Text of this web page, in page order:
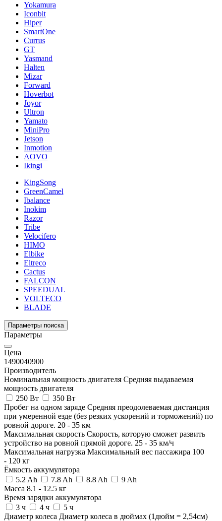
Yokamura
Iconbit
Hiper
SmartOne
Currus
GT
Yasmand
Halten
Mizar
Forward
Hoverbot
Joyor
Ultron
Yamato
MiniPro
Jetson
Inmotion
AOVO
Ikingi
KingSong
GreenCamel
Ibalance
Inokim
Razor
Tribe
Velocifero
HIMO
Elbike
Eltreco
Cactus
FALCON
SPEEDUAL
VOLTECO
BLADE
Параметры поиска
Параметры
Цена
1490040900
Производитель
Номинальная мощность двигателя Средняя выдаваемая
мощность двигателя
250 Вт
350 Вт
Пробег на одном заряде Средняя преодолеваемая дистанция
при умеренной езде (без резких ускорений и торможений) по
ровной дороге. 20 - 35 км
Максимальная скорость Скорость, которую сможет развить
устройство на ровной прямой дороге. 25 - 35 км/ч
Максимальная нагрузка Максимальный вес пассажира 100
- 120 кг
Ёмкость аккумулятора
5.2 Ah
7.8 Ah 8.8 Ah
9 Ah
Масса 8.1 - 12.5 кг
Время зарядки аккумулятора
3 ч
4 ч
5 ч
Диаметр колеса Диаметр колеса в дюймах (1дюйм = 2,54см)